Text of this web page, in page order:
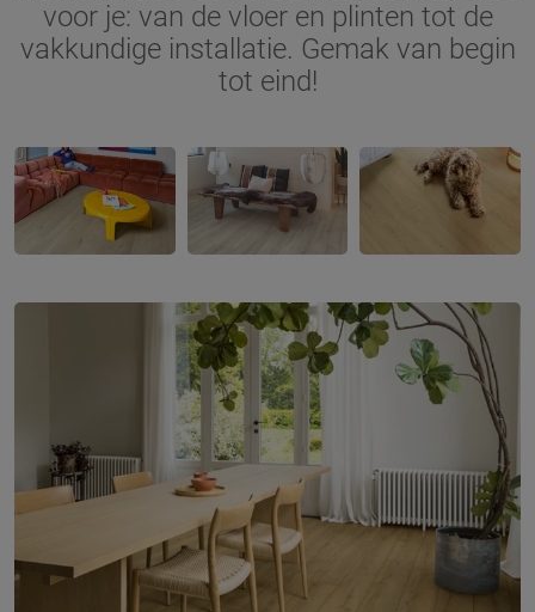
voor je: van de vloer en plinten tot de
vakkundige installatie. Gemak van begin
tot eind!